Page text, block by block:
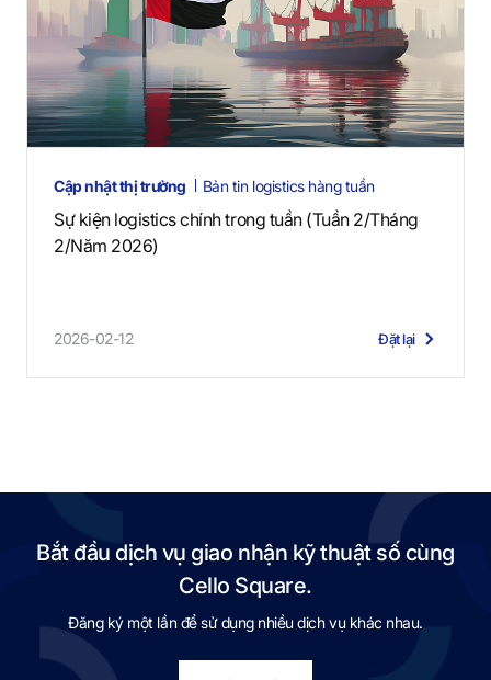
Cập nhật thị trường Bản tin logistics hàng tuần
Sự kiện logistics chính trong tuần (Tuần 2/Tháng
2/Năm 2026)
2026-02-12 Đặt lại
Bắt đầu dịch vụ giao nhận kỹ thuật số cùng
Cello Square.
Đăng ký một lần để sử dụng nhiều dịch vụ khác nhau.